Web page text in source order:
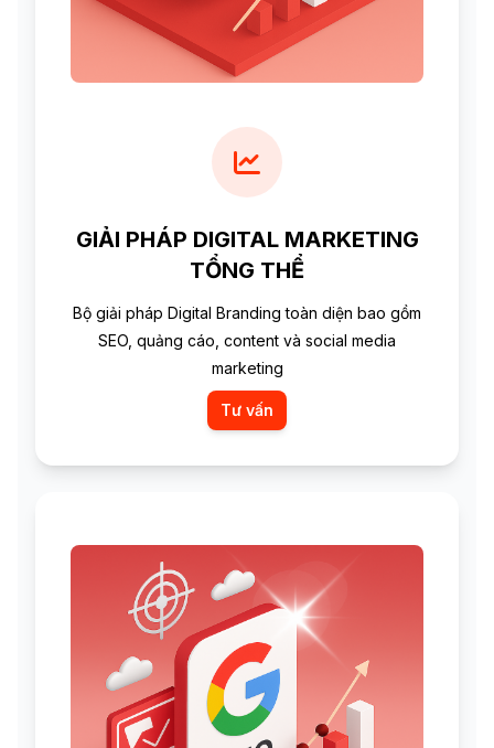
GIẢI PHÁP DIGITAL MARKETING
TỔNG THỂ
Bộ giải pháp Digital Branding toàn diện bao gồm
SEO, quảng cáo, content và social media
marketing
Tư vấn